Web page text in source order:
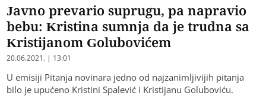
Javno prevario suprugu, pa napravio
bebu: Kristina sumnja da je trudna sa
Kristijanom Golubovićem
20.06.2021. | 13:01
U emisiji Pitanja novinara jedno od najzanimljivijih pitanja
bilo je upućeno Kristini Spalević i Kristijanu Goluboviću.